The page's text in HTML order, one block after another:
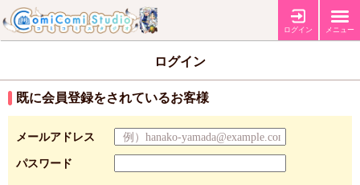
ログイン メニュー
ログイン
既に会員登録をされているお客様
メールアドレス
パスワード